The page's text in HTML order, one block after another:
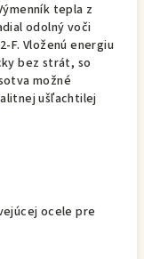
tepla z
odolný voči
F. Vloženú energiu
bez strát, so
možné
ušľachtilej
ocele pre